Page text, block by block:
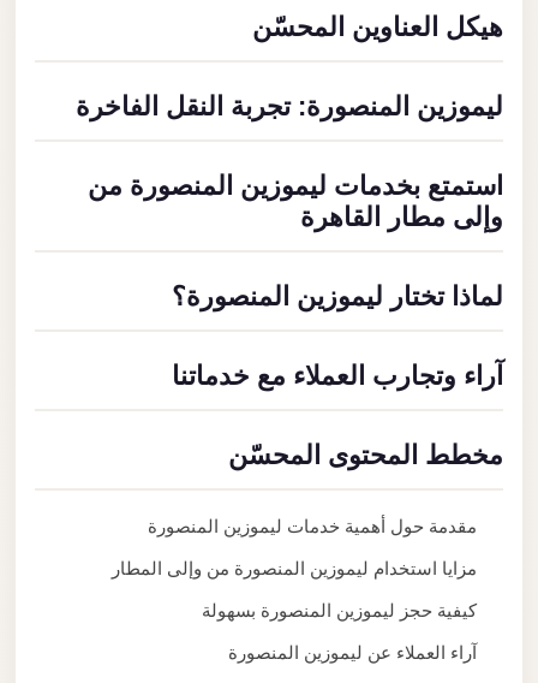
هيكل العناوين المحسّن
ليموزين المنصورة: تجربة النقل الفاخرة
استمتع بخدمات ليموزين المنصورة من
وإلى مطار القاهرة
لماذا تختار ليموزين المنصورة؟
آراء وتجارب العملاء مع خدماتنا
مخطط المحتوى المحسّن
مقدمة حول أهمية خدمات ليموزين المنصورة
مزايا استخدام ليموزين المنصورة من وإلى المطار
كيفية حجز ليموزين المنصورة بسهولة
آراء العملاء عن ليموزين المنصورة